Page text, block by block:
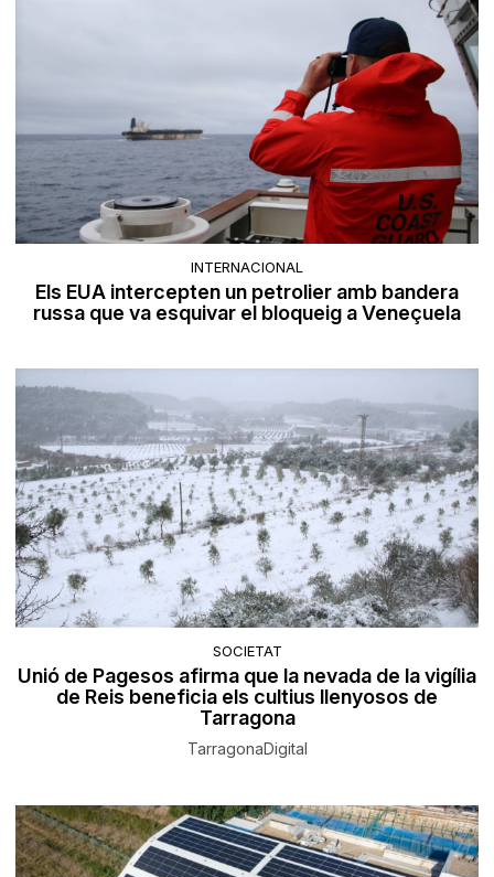
INTERNACIONAL
Els EUA intercepten un petrolier amb bandera
russa que va esquivar el bloqueig a Veneçuela
SOCIETAT
Unió de Pagesos afirma que la nevada de la vigília
de Reis beneficia els cultius llenyosos de
Tarragona
TarragonaDigital